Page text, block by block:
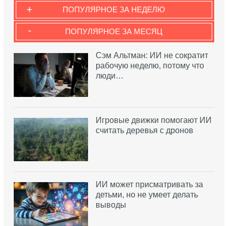
ПОПУЛЯРНОЕ ЗА НЕДЕЛЮ
+
ПОПУЛЯРНОЕ ЗА МЕСЯЦ
-
Сэм Альтман: ИИ не сократит
рабочую неделю, потому что
люди…
Игровые движки помогают ИИ
считать деревья с дронов
ИИ может присматривать за
детьми, но не умеет делать
выводы